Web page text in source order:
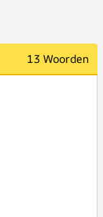
13 Woorden